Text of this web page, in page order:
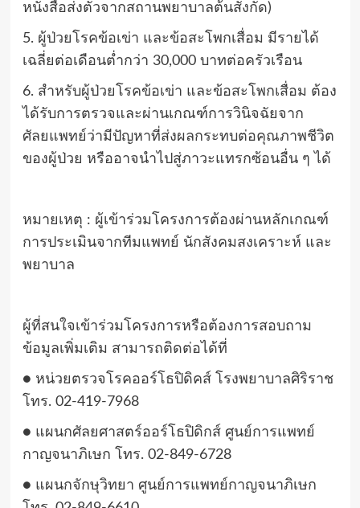
หนังสือส่งตัวจากสถานพยาบาลต้นสังกัด)
5. ผู้ป่วยโรคข้อเข่า และข้อสะโพกเสื่อม มีรายได้
เฉลี่ยต่อเดือนต่ำกว่า 30,000 บาทต่อครัวเรือน
6. สำหรับผู้ป่วยโรคข้อเข่า และข้อสะโพกเสื่อม ต้อง
ได้รับการตรวจและผ่านเกณฑ์การวินิจฉัยจาก
ศัลยแพทย์ว่ามีปัญหาที่ส่งผลกระทบต่อคุณภาพชีวิต
ของผู้ป่วย หรืออาจนำไปสู่ภาวะแทรกซ้อนอื่น ๆ ได้
หมายเหตุ : ผู้เข้าร่วมโครงการต้องผ่านหลักเกณฑ์
การประเมินจากทีมแพทย์ นักสังคมสงเคราะห์ และ
พยาบาล
ผู้ที่สนใจเข้าร่วมโครงการหรือต้องการสอบถาม
ข้อมูลเพิ่มเติม สามารถติดต่อได้ที่
● หน่วยตรวจโรคออร์โธปิดิคส์ โรงพยาบาลศิริราช
โทร. 02-419-7968
● แผนกศัลยศาสตร์ออร์โธปิดิกส์ ศูนย์การแพทย์
กาญจนาภิเษก โทร. 02-849-6728
● แผนกจักษุวิทยา ศูนย์การแพทย์กาญจนาภิเษก